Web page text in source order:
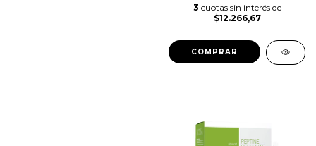
3 cuotas sin interés de
$12.266,67
COMPRAR